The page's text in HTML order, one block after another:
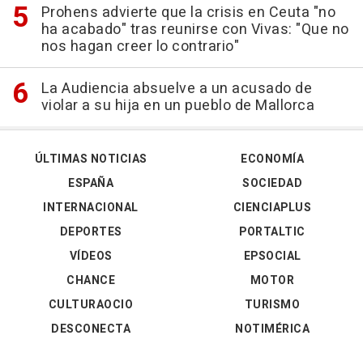
Prohens advierte que la crisis en Ceuta "no
ha acabado" tras reunirse con Vivas: "Que no
nos hagan creer lo contrario"
La Audiencia absuelve a un acusado de
violar a su hija en un pueblo de Mallorca
ÚLTIMAS NOTICIAS
ESPAÑA
INTERNACIONAL
DEPORTES
VÍDEOS
ECONOMÍA
SOCIEDAD
CIENCIAPLUS
PORTALTIC
EPSOCIAL
CHANCE
CULTURAOCIO
DESCONECTA
MOTOR
TURISMO
NOTIMÉRICA